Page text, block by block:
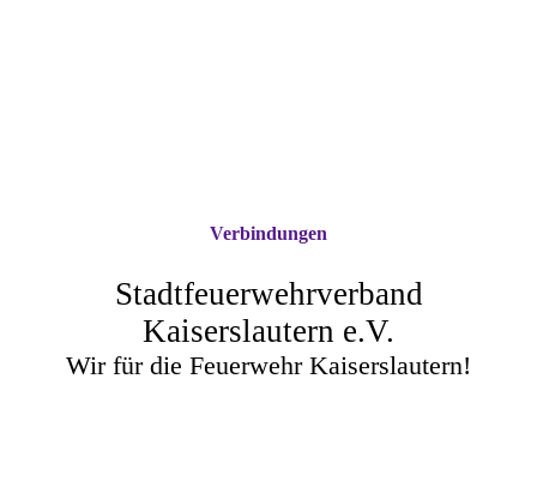
Stadtfeuerwehrverband
Kaiserslautern e.V.
Wir für die Feuerwehr Kaiserslautern!
Verbindungen